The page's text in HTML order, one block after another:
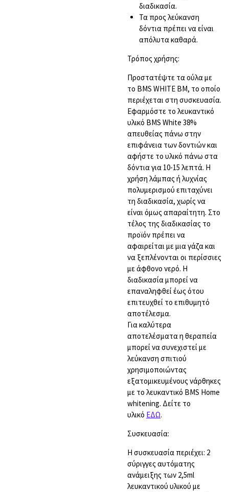
διαδικασία.
Τα προς λεύκανση
δόντια πρέπει να είναι
απόλυτα καθαρά.
Τρόπος χρήσης:
Προστατέψτε τα ούλα με
το BMS WHITE BM, το οποίο
περιέχεται στη συσκευασία.
Εφαρμόστε το λευκαντικό
υλικό BMS White 38%
απευθείας πάνω στην
επιφάνεια των δοντιών και
αφήστε το υλικό πάνω στα
δόντια για 10-15 λεπτά. Η
χρήση λάμπας ή λυχνίας
πολυμερισμού επιταχύνει
τη διαδικασία, χωρίς να
είναι όμως απαραίτητη. Στο
τέλος της διαδικασίας το
προϊόν πρέπει να
αφαιρείται με μια γάζα και
να ξεπλένονται οι περίσσιες
με άφθονο νερό. Η
διαδικασία μπορεί να
επαναληφθεί έως ότου
επιτευχθεί το επιθυμητό
αποτέλεσμα.
Για καλύτερα
αποτελέσματα η θεραπεία
μπορεί να συνεχιστεί με
λεύκανση σπιτιού
χρησιμοποιώντας
εξατομικευμένους νάρθηκες
με το λευκαντικό BMS Home
whitening. Δείτε το
υλικό ΕΔΩ.
Συσκευασία:
Η συσκευασία περιέχει: 2
σύριγγες αυτόματης
ανάμειξης των 2,5ml
λευκαντικού υλικού με